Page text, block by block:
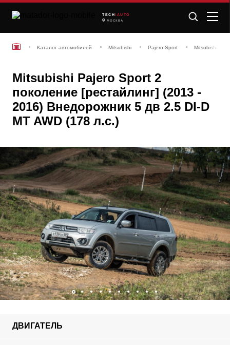
TECH /AUTO
МОСКВА
Каталог автомобилей Mitsubishi Pajero Sport Mitsubishi
Mitsubishi Pajero Sport 2
поколение [рестайлинг] (2013 -
2016) Внедорожник 5 дв 2.5 DI-D
MT AWD (178 л.с.)
ДВИГАТЕЛЬ